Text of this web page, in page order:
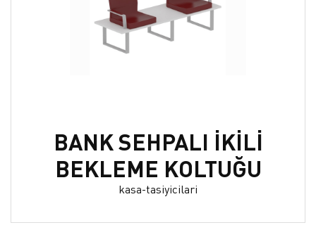
BANK SEHPALI İKİLİ
BEKLEME KOLTUĞU
kasa-tasiyicilari